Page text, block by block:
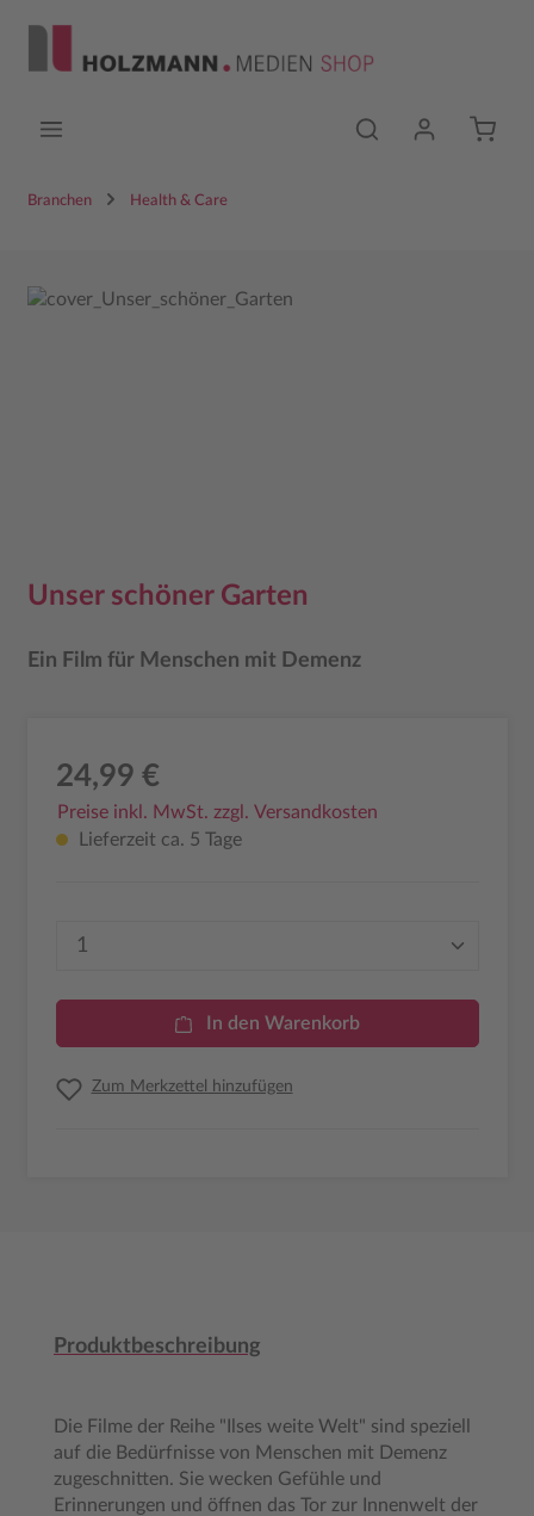
Branchen Health & Care
Bildergalerie überspringen
Unser schöner Garten
Ein Film für Menschen mit Demenz
24,99 €
Preise inkl. MwSt. zzgl. Versandkosten
Lieferzeit ca. 5 Tage
Produkt Anzahl: Gib den gewünschten
In den Warenkorb
Zum Merkzettel hinzufügen
Produktbeschreibung
Die Filme der Reihe "Ilses weite Welt" sind speziell
auf die Bedürfnisse von Menschen mit Demenz
zugeschnitten. Sie wecken Gefühle und
Erinnerungen und öffnen das Tor zur Innenwelt der